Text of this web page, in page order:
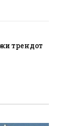
трендот